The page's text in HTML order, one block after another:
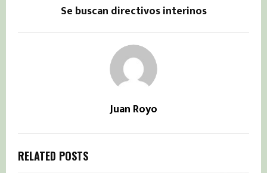
Se buscan directivos interinos
Juan Royo
RELATED POSTS